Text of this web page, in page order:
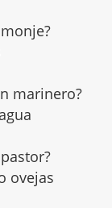
marinero?
ovejas